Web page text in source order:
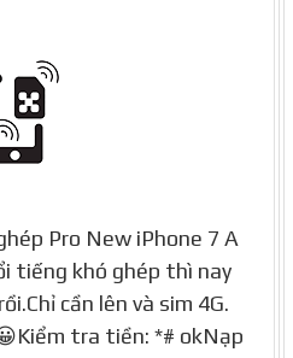
Pro New iPhone 7 A
tiếng khó ghép thì nay
cần lên và sim 4G.
tra tiền: *# okNạp